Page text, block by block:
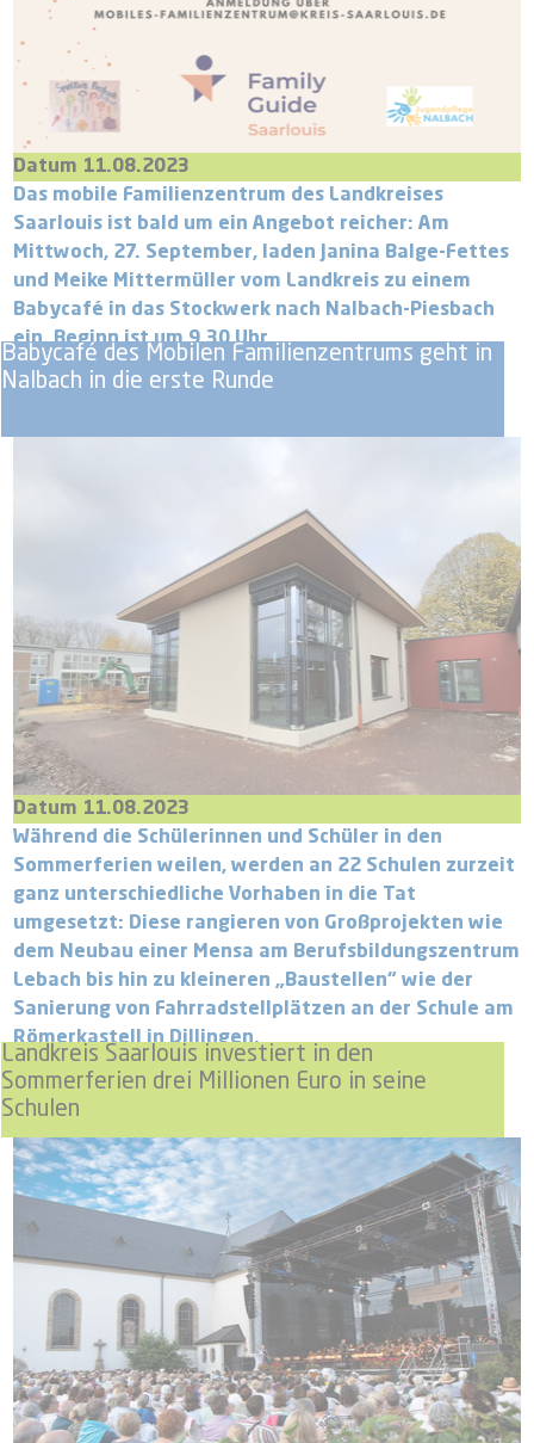
Babycafé des Mobilen Familienzentrums geht in
Nalbach in die erste Runde
Datum 11.08.2023
Das mobile Familienzentrum des Landkreises
Saarlouis ist bald um ein Angebot reicher: Am
Mittwoch, 27. September, laden Janina Balge-Fettes
und Meike Mittermüller vom Landkreis zu einem
Babycafé in das Stockwerk nach Nalbach-Piesbach
ein. Beginn ist um 9.30 Uhr.
Landkreis Saarlouis investiert in den
Sommerferien drei Millionen Euro in seine
Schulen
Datum 11.08.2023
Während die Schülerinnen und Schüler in den
Sommerferien weilen, werden an 22 Schulen zurzeit
ganz unterschiedliche Vorhaben in die Tat
umgesetzt: Diese rangieren von Großprojekten wie
dem Neubau einer Mensa am Berufsbildungszentrum
Lebach bis hin zu kleineren „Baustellen“ wie der
Sanierung von Fahrradstellplätzen an der Schule am
Römerkastell in Dillingen.